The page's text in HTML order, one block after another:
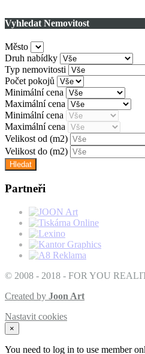
Vyhledat Nemovitost
Město
Druh nabídky
Typ nemovitosti
Počet pokojů
Minimální cena
Maximální cena
Minimální cena
Maximální cena
Velikost od (m2)
Velikost do (m2)
Partneři
© 2008 - 2018 - FOR YOU
Created by Joon Art
Nastavit cookies
×
You need to log in to use member